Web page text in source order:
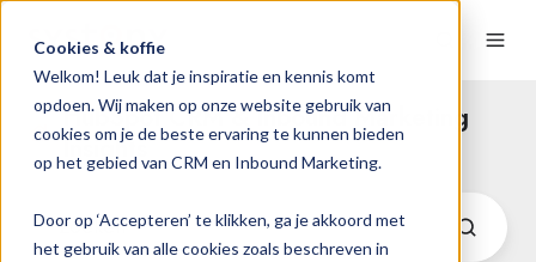
Cookies & koffie
Welkom! Leuk dat je inspiratie en kennis komt
opdoen. Wij maken op onze website gebruik van
cookies om je de beste ervaring te kunnen bieden
op het gebied van CRM en Inbound Marketing.
Door op ‘Accepteren’ te klikken, ga je akkoord met
het gebruik van alle cookies zoals beschreven in
HubSpot CRM & Inbound Marketing
Insights